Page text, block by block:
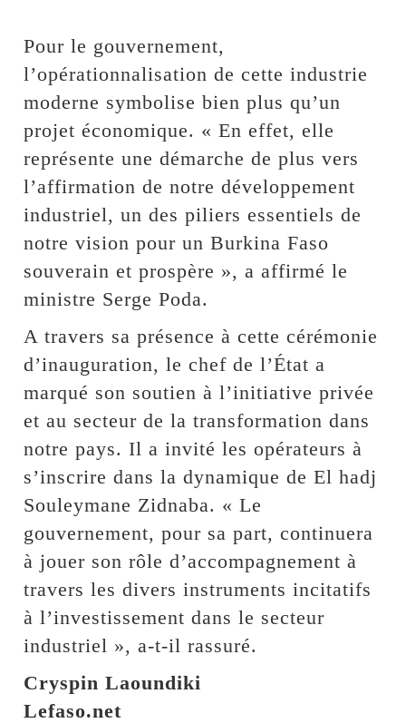
Pour le gouvernement,
l’opérationnalisation de cette industrie
moderne symbolise bien plus qu’un
projet économique. « En effet, elle
représente une démarche de plus vers
l’affirmation de notre développement
industriel, un des piliers essentiels de
notre vision pour un Burkina Faso
souverain et prospère », a affirmé le
ministre Serge Poda.
A travers sa présence à cette cérémonie
d’inauguration, le chef de l’État a
marqué son soutien à l’initiative privée
et au secteur de la transformation dans
notre pays. Il a invité les opérateurs à
s’inscrire dans la dynamique de El hadj
Souleymane Zidnaba. « Le
gouvernement, pour sa part, continuera
à jouer son rôle d’accompagnement à
travers les divers instruments incitatifs
à l’investissement dans le secteur
industriel », a-t-il rassuré.
Cryspin Laoundiki
Lefaso.net